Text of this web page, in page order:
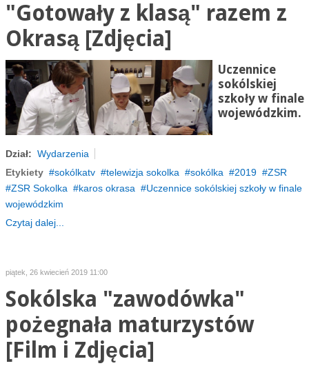
"Gotowały z klasą" razem z
Okrasą [Zdjęcia]
Uczennice
sokólskiej
szkoły w finale
wojewódzkim.
Dział: Wydarzenia
Etykiety
sokólkatv telewizja sokolka sokólka 2019
ZSR
ZSR Sokolka
karos okrasa
Uczennice sokólskiej szkoły w finale
wojewódzkim
Czytaj dalej...
piątek, 26 kwiecień 2019 11:00
Sokólska "zawodówka"
pożegnała maturzystów
[Film i Zdjęcia]